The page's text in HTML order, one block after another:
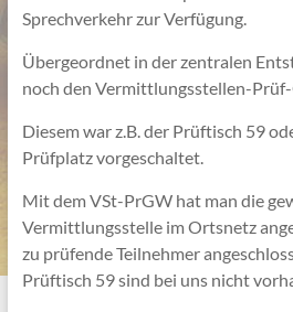
Sprechverkehr zur Verfügung.
Übergeordnet in der zentralen
noch den Vermittlungsstellen-
Diesem war z.B. der Prüftisch 59
Prüfplatz vorgeschaltet.
Mit dem VSt-PrGW hat man die
Vermittlungsstelle im Ortsnetz
zu prüfende Teilnehmer
Prüftisch 59 sind bei uns nicht